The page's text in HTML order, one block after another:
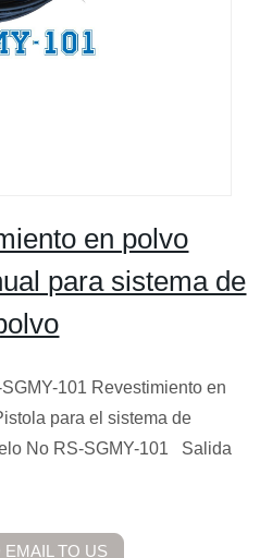
en polvo
para sistema de
101 Revestimiento en
para el sistema de
No RS-SGMY-101 Salida
EMAIL TO US